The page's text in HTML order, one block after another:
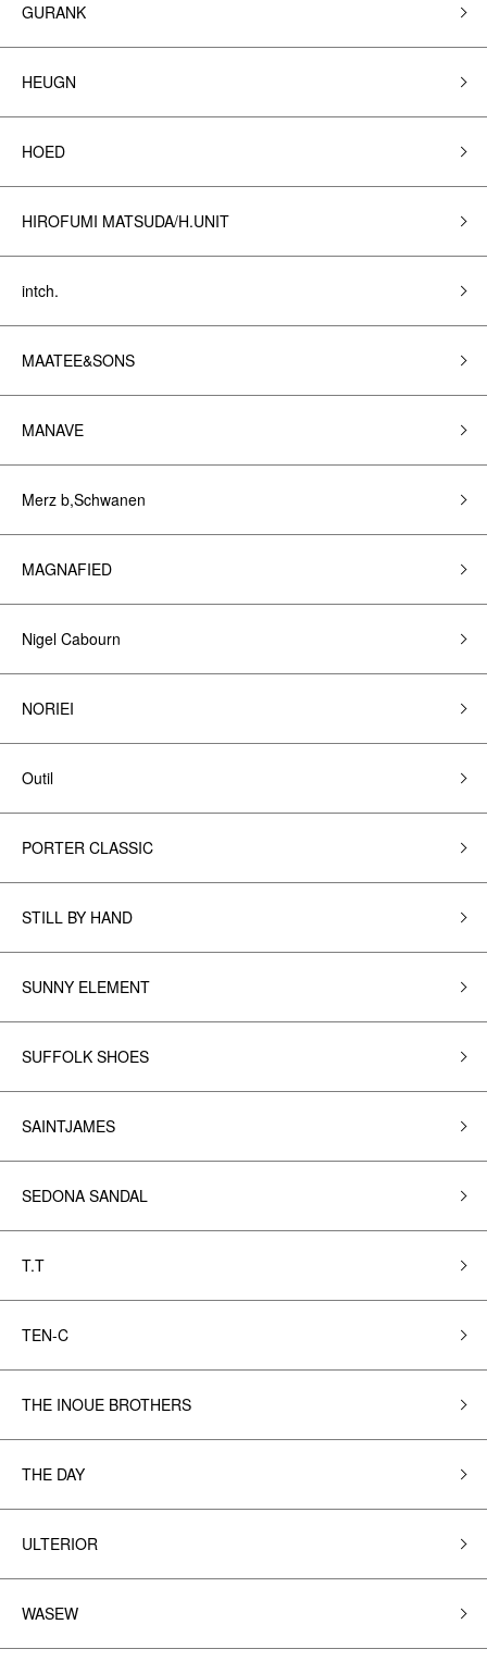
GURANK
HEUGN
HOED
HIROFUMI MATSUDA/H.UNIT
intch.
MAATEE&SONS
MANAVE
Merz b,Schwanen
MAGNAFIED
Nigel Cabourn
NORIEI
Outil
PORTER CLASSIC
STILL BY HAND
SUNNY ELEMENT
SUFFOLK SHOES
SAINTJAMES
SEDONA SANDAL
T.T
TEN-C
THE INOUE BROTHERS
THE DAY
ULTERIOR
WASEW